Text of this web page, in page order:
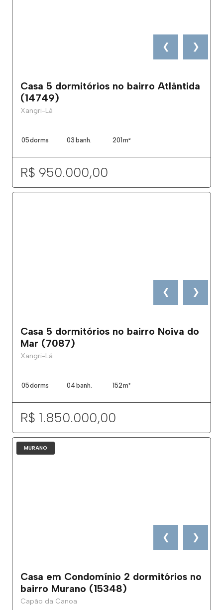
❮ ❯
Casa 5 dormitórios no bairro Atlântida
(14749)
Xangri-Lá
05dorms 03 banh. 201m²
R$ 950.000,00
❮ ❯
Casa 5 dormitórios no bairro Noiva do
Mar (7087)
Xangri-Lá
05dorms 04 banh. 152m²
R$ 1.850.000,00
❮ ❯
MURANO
Casa em Condomínio 2 dormitórios no
bairro Murano (15348)
Capão da Canoa